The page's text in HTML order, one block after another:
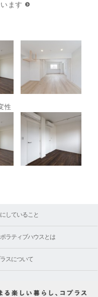
ます
性
していること
ラティブハウスとは
スについて